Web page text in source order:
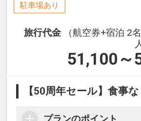
駐車場あり
旅行代金
（航空券+宿泊 2
51,100～
【50周年セール】食事な
プランのポイント